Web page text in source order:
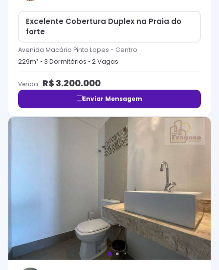
Excelente Cobertura Duplex na Praia do
forte
Avenida Macário Pinto Lopes - Centro
229m² • 3 Dormitórios • 2Vagas
Venda R$ 3.200.000
Enviar Mensagem